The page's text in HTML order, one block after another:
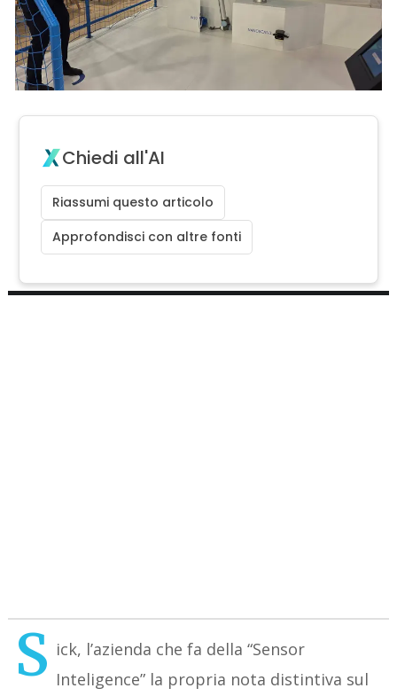
Chiedi all'AI
Riassumi questo articolo
Approfondisci con altre fonti
S ick, l’azienda che fa della “Sensor
Inteligence” la propria nota distintiva sul